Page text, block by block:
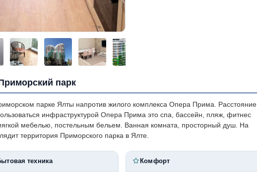
парк
парке Ялты напротив жилого комплекса Опера Прима. Расстояние
инфраструктурой Опера Прима это спа, бассейн, пляж, фитнес
мебелью, постельным бельем. Ванная комната, просторный душ. На
территория Приморского парка в Ялте.
техника Комфорт